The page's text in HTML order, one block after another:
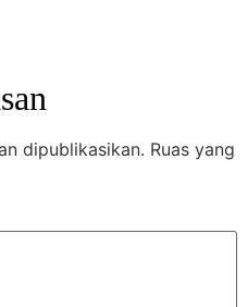
dipublikasikan. Ruas yang